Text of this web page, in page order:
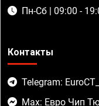
Пн-Сб | 09:00 -
Контакты
Telegram:
Max: Евро Чип